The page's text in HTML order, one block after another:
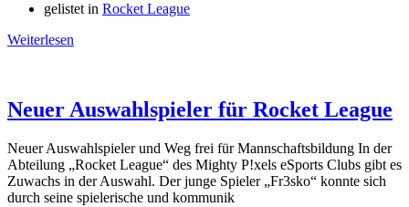
gelistet in Rocket League
Weiterlesen
Neuer Auswahlspieler für Rocket League
Neuer Auswahlspieler und Weg frei für Mannschaftsbildung In der
Abteilung „Rocket League“ des Mighty P!xels eSports Clubs gibt es
Zuwachs in der Auswahl. Der junge Spieler „Fr3sko“ konnte sich
durch seine spielerische und kommunik